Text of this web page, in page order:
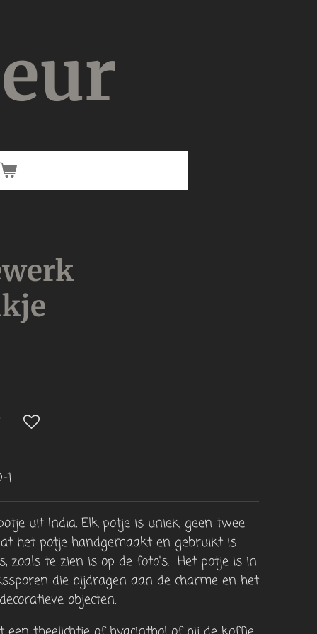
1
uit India. Elk potje is uniek, geen twee
het potje handgemaakt en gebruikt is
zoals te zien is op de foto's. Het potje is in
die bijdragen aan de charme en het
objecten.